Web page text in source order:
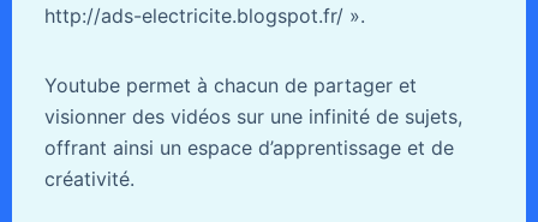
http://ads-electricite.blogspot.fr/ ».
Youtube permet à chacun de partager et
visionner des vidéos sur une infinité de sujets,
offrant ainsi un espace d’apprentissage et de
créativité.